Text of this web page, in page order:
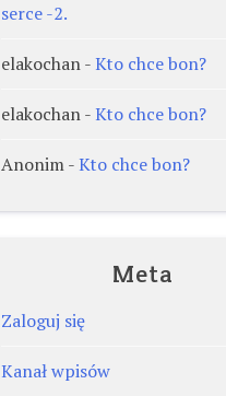
serce -2.
elakochan-Kto chce bon?
elakochan-Kto chce bon?
Anonim-Kto chce bon?
Meta
Zaloguj się
Kanał wpisów